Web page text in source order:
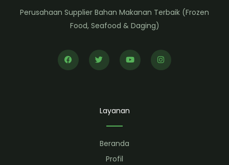
Perusahaan Supplier Bahan Makanan Terbaik (Frozen
Food, Seafood & Daging)
F
a
c
T
w
i
Y
o
u
I
n
s
Layanan
Beranda
Profil